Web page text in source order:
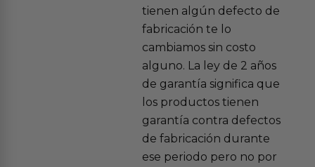
tienen algún defecto de
fabricación te lo
cambiamos sin costo
alguno. La ley de 2 años
de garantía significa que
los productos tienen
garantía contra defectos
de fabricación durante
ese periodo pero no por